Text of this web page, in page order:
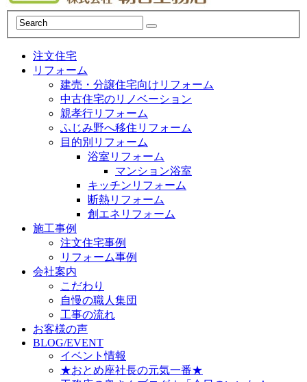
注文住宅
リフォーム
建売・分譲住宅向けリフォーム
中古住宅のリノベーション
親孝行リフォーム
ふじみ野へ移住リフォーム
目的別リフォーム
浴室リフォーム
マンション浴室
キッチンリフォーム
断熱リフォーム
創エネリフォーム
施工事例
注文住宅事例
リフォーム事例
会社案内
こだわり
自慢の職人集団
工事の流れ
お客様の声
BLOG/EVENT
イベント情報
★おとめ座社長の元気一番★